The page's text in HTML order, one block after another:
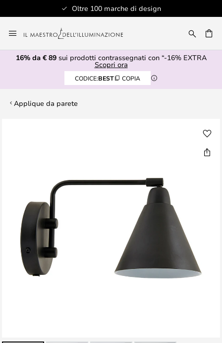
Oltre 100 marche di design
al
contenuto
16% da € 89sui prodotti contrassegnati con “-16% EXTRA
Scopri ora
CODICE:BEST COPIA
Applique da parete
immagini